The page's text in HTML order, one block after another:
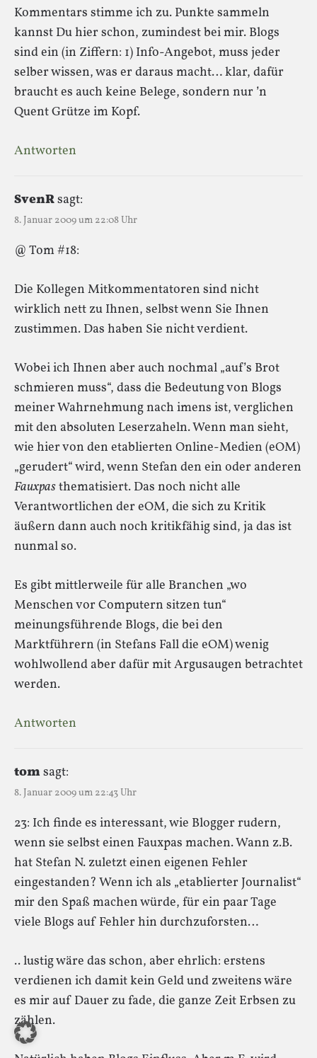
Kommentars stimme ich zu. Punkte sammeln
kannst Du hier schon, zumindest bei mir. Blogs
sind ein (in Ziffern: 1) Info-Angebot, muss jeder
selber wissen, was er daraus macht… klar, dafür
braucht es auch keine Belege, sondern nur ’n
Quent Grütze im Kopf.
Antworten
SvenRsagt:
8. Januar 2009 um 22:08 Uhr
@ Tom #18:
Die Kollegen Mitkommentatoren sind nicht
wirklich nett zu Ihnen, selbst wenn Sie Ihnen
zustimmen. Das haben Sie nicht verdient.
Wobei ich Ihnen aber auch nochmal „auf’s Brot
schmieren muss“, dass die Bedeutung von Blogs
meiner Wahrnehmung nach imens ist, verglichen
mit den absoluten Leserzaheln. Wenn man sieht,
wie hier von den etablierten Online-Medien (eOM)
„gerudert“ wird, wenn Stefan den ein oder anderen
Fauxpasthematisiert. Das noch nicht alle
Verantwortlichen der eOM, die sich zu Kritik
äußern dann auch noch kritikfähig sind, ja das ist
nunmal so.
Es gibt mittlerweile für alle Branchen „wo
Menschen vor Computern sitzen tun“
meinungsführende Blogs, die bei den
Marktführern (in Stefans Fall die eOM) wenig
wohlwollend aber dafür mit Argusaugen betrachtet
werden.
Antworten
tomsagt:
8. Januar 2009 um 22:43 Uhr
23: Ich finde es interessant, wie Blogger rudern,
wenn sie selbst einen Fauxpas machen. Wann z.B.
hat Stefan N. zuletzt einen eigenen Fehler
eingestanden? Wenn ich als „etablierter Journalist“
mir den Spaß machen würde, für ein paar Tage
viele Blogs auf Fehler hin durchzuforsten…
.. lustig wäre das schon, aber ehrlich: erstens
verdienen ich damit kein Geld und zweitens wäre
es mir auf Dauer zu fade, die ganze Zeit Erbsen zu
zählen.